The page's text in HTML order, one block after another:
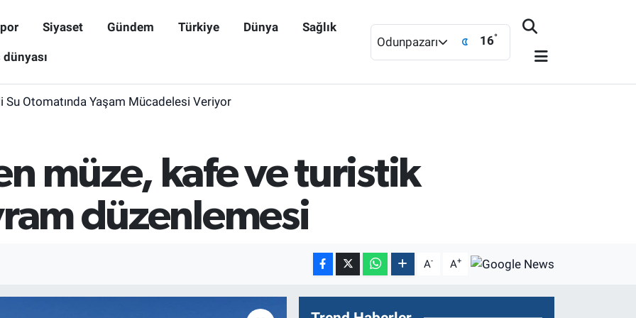
Siyaset Gündem Türkiye Dünya Sağlık
Odunpazarı 16°
Su Otomatında Yaşam Mücadelesi Veriyor
müze, kafe ve turistik
düzenlemesi
A- A+